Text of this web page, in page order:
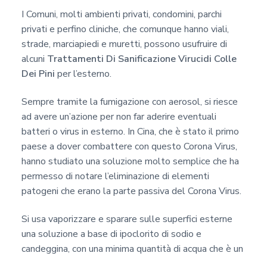
I Comuni, molti ambienti privati, condomini, parchi
privati e perfino cliniche, che comunque hanno viali,
strade, marciapiedi e muretti, possono usufruire di
alcuni Trattamenti Di Sanificazione Virucidi Colle
Dei Pini per l’esterno.
Sempre tramite la fumigazione con aerosol, si riesce
ad avere un’azione per non far aderire eventuali
batteri o virus in esterno. In Cina, che è stato il primo
paese a dover combattere con questo Corona Virus,
hanno studiato una soluzione molto semplice che ha
permesso di notare l’eliminazione di elementi
patogeni che erano la parte passiva del Corona Virus.
Si usa vaporizzare e sparare sulle superfici esterne
una soluzione a base di ipoclorito di sodio e
candeggina, con una minima quantità di acqua che è un